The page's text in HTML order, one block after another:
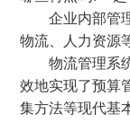
企业内部管理
物流、人力资源
物流管理系统
效地实现了预算
集方法等现代基